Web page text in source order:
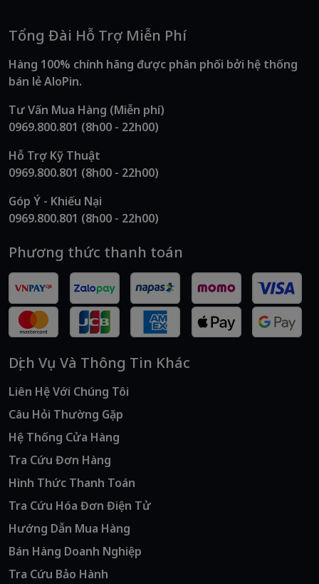
Tổng Đài Hỗ Trợ Miễn Phí
Hàng 100% chính hãng được phân phối bởi hệ thống
bán lẻ AloPin.
Tư Vấn Mua Hàng (Miễn phí)
0969.800.801 (8h00 - 22h00)
Hỗ Trợ Kỹ Thuật
0969.800.801 (8h00 - 22h00)
Góp Ý - Khiếu Nại
0969.800.801 (8h00 - 22h00)
Phương thức thanh toán
Dịch Vụ Và Thông Tin Khác
Liên Hệ Với Chúng Tôi
Câu Hỏi Thường Gặp
Hệ Thống Cửa Hàng
Tra Cứu Đơn Hàng
Hình Thức Thanh Toán
Tra Cứu Hóa Đơn Điện Tử
Hướng Dẫn Mua Hàng
Bán Hàng Doanh Nghiệp
Tra Cứu Bảo Hành